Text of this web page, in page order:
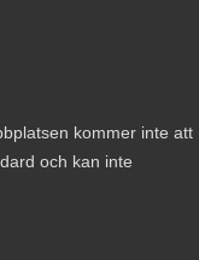
kommer inte att
och kan inte